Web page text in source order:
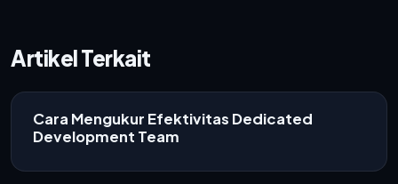
Artikel Terkait
Cara Mengukur Efektivitas Dedicated
Development Team